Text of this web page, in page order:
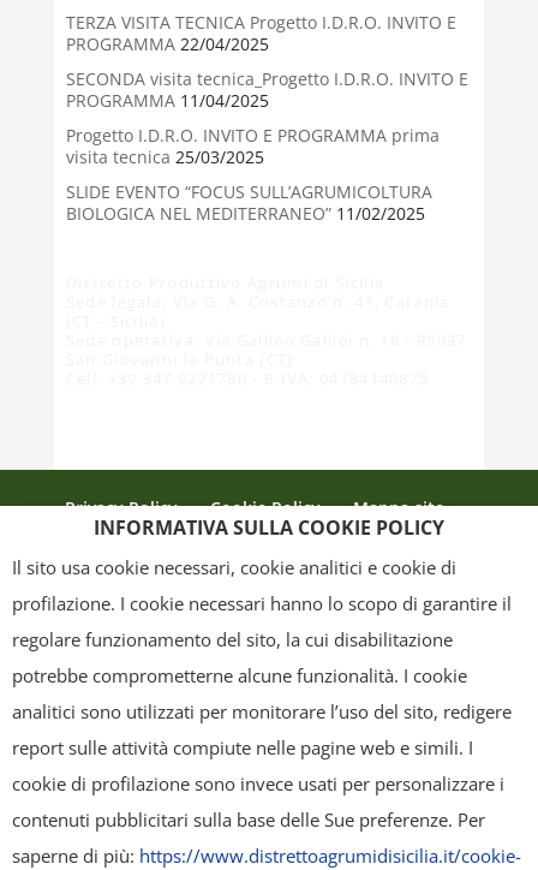
TERZA VISITA TECNICA Progetto I.D.R.O. INVITO E
PROGRAMMA22/04/2025
SECONDA visita tecnica_Progetto I.D.R.O. INVITO E
PROGRAMMA11/04/2025
Progetto I.D.R.O. INVITO E PROGRAMMA prima
visita tecnica 25/03/2025
SLIDE EVENTO “FOCUS SULL’AGRUMICOLTURA
BIOLOGICA NEL MEDITERRANEO”11/02/2025
Privacy Policy Cookie Policy
Mappa sito
- Tutti i contenuti di questa pagina (i testi, le immagini, la
grafica ed il layout) sono di proprietà del "Distretto Produttivo Agrumi di
Sicilia" e tutelati dal diritto d’autore. È pertanto vietato copiarli,
pubblicarli, riscriverli, commercializzarli, distribuirli, anche soltanto in
parte. Tutti i documenti presenti su questo sito, disponibili gratuitamente
per il download, sono da intendere esclusivamente per uso personale.
INFORMATIVA SULLA COOKIE POLICY
Il sito usa cookie necessari, cookie analitici e cookie di
profilazione. I cookie necessari hanno lo scopo di garantire il
regolare funzionamento del sito, la cui disabilitazione
potrebbe comprometterne alcune funzionalità. I cookie
analitici sono utilizzati per monitorare l’uso del sito, redigere
report sulle attività compiute nelle pagine web e simili. I
cookie di profilazione sono invece usati per personalizzare i
contenuti pubblicitari sulla base delle Sue preferenze. Per
saperne di più: https://www.distrettoagrumidisicilia.it/cookie-